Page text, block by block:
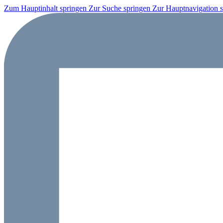
Zum Hauptinhalt springen Zur Suche springen Zur Hauptnavigation